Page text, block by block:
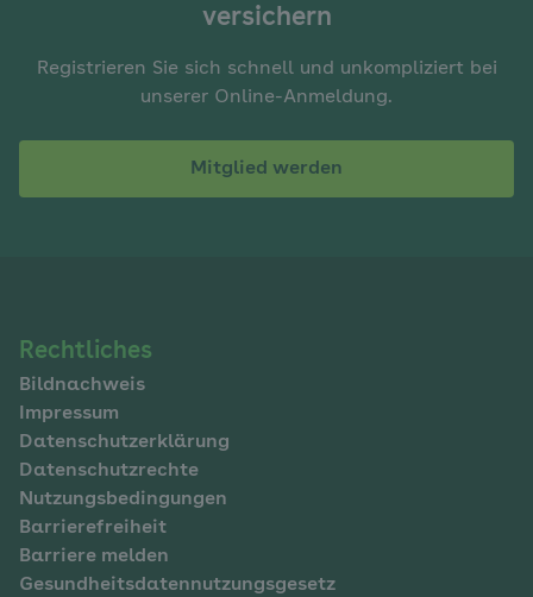
versichern
Registrieren Sie sich schnell und unkompliziert bei
unserer Online-Anmeldung.
Mitglied werden
Navigation
im
Fußbereich
Rechtliches
Bildnachweis
Impressum
Datenschutzerklärung
Datenschutzrechte
Nutzungsbedingungen
Barrierefreiheit
Barriere melden
Gesundheitsdatennutzungsgesetz